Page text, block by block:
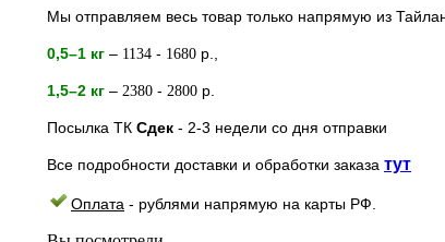
Мы отправляем весь товар только напрямую из
0,5–1 кг – 1134 - 1680 р.,
1,5–2 кг – 2380 - 2800 р.
Посылка ТК Сдек - 2-3 недели со дня отправки
Все подробности доставки и обработки заказа тут
Оплата - рублями напрямую на карты РФ.